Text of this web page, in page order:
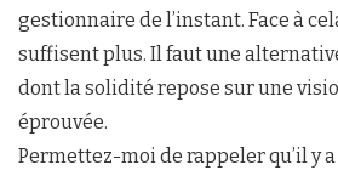
gestionnaire de l’instant. Face à
suffisent plus. Il faut une
dont la solidité repose sur une
éprouvée.
Permettez-moi de rappeler qu’il y